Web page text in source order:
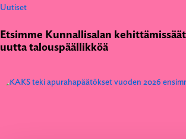
Uutiset
Etsimme Kunnallisalan
uutta talouspäällikköä